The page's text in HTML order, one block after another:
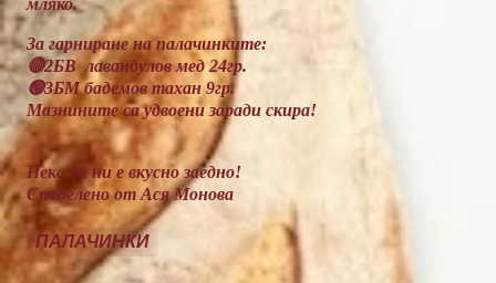
мляко.
За гарниране на палачинките:
🔴2БВ лавандулов мед 24гр.
🟢3БМ бадемов тахан 9гр.
Мазнините са удвоени заради скира!
Нека да ни е вкусно заедно!
Споделено от Ася Монова
ПАЛАЧИНКИ